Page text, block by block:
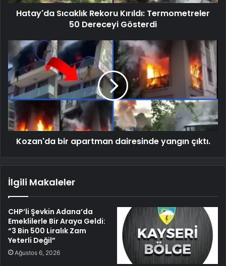
Hatay'da Sıcaklık Rekoru Kırıldı: Termometreler
50 Dereceyi Gösterdi
Kozan'da bir apartman dairesinde yangın çıktı.
İlgili Makaleler
CHP’li Şevkin Adana’da
Emeklilerle Bir Araya Geldi:
“3 Bin 500 Liralık Zam
Yeterli Değil”
Ağustos 6, 2026